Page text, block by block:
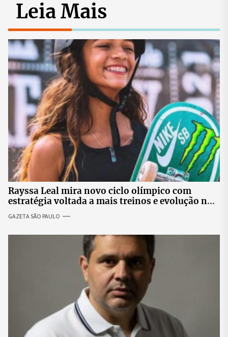
Leia Mais
Rayssa Leal mira novo ciclo olímpico com
estratégia voltada a mais treinos e evolução no
GAZETA SÃO PAULO